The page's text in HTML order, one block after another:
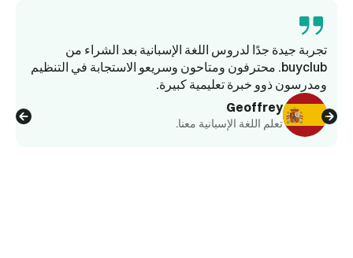
Geoffrey
تعلم اللغة الإسبانية معنا.
تجربة جيدة جدًا لدروس اللغة الإسبانية بعد الشراء من
buyclub. محترفون ومتاحون وسريعو الاستجابة في التنظيم
ومدرسون ذوو خبرة تعليمية كبيرة.